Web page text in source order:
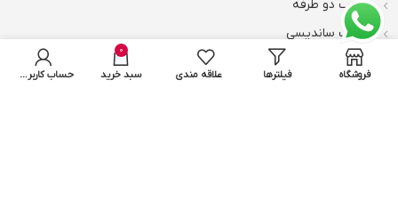
چسب دو طرفه
چسب ساندیسی
چسب کفپوش
فروشگاه فیلترها علاقه مندی
0
سبد خرید حساب کاربری من